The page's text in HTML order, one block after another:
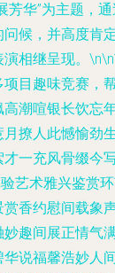
芳华”为主题，
候，并高度肯
相继呈现。
目趣味竞赛，
潮喧银长饮忘
撩人此憾愉劲
一充风骨缀今
艺术雅兴鉴赏
香约慰间载象
趣间展正情气
说福馨浩妙人